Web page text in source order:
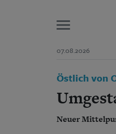
07.08.2026
Start
Aktuelle
Abonnent
Suchen
Östlich von
Neuer